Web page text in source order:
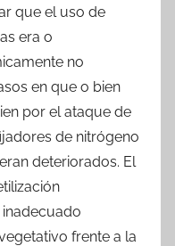
que el uso de
era o
no
en que o bien
por el ataque de
de nitrógeno
deteriorados. El
frente a la